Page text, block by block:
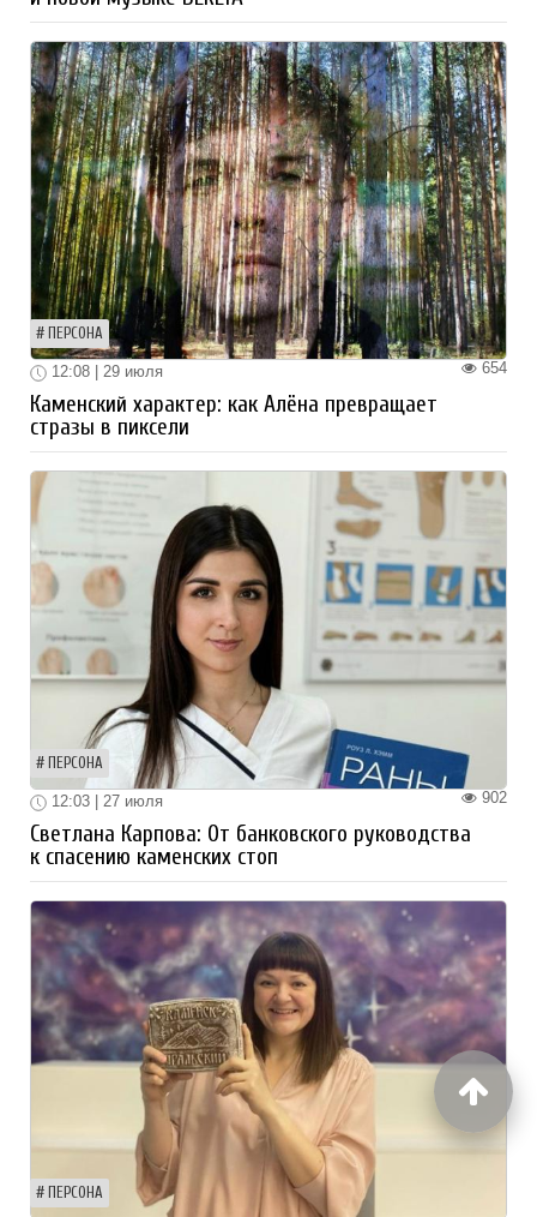
ПЕРСОНА
654
12:08 | 29 июля
Каменский характер: как Алёна превращает
стразы в пиксели
ПЕРСОНА
902
12:03 | 27 июля
Светлана Карпова: От банковского руководства
к спасению каменских стоп
ПЕРСОНА